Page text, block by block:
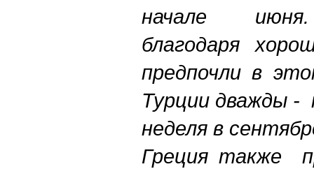
начале
благодаря
предпочли в
Турции дважды -
неделя в
Греция также